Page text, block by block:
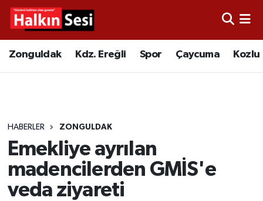
Zonguldak Kdz. Ereğli Spor Çaycuma Kozlu
HABERLER ZONGULDAK
Emekliye ayrılan
madencilerden GMİS'e
veda ziyareti
Video
Çaycuma
Alaplı
Asayiş
Merkez Hava Durumu
Tüm Manşetler
Son Dakika Haberleri